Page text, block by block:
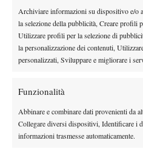
Archiviare informazioni su dispositivo e/o
la selezione della pubblicità, Creare profili
Utilizzare profili per la selezione di
la personalizzazione dei contenuti,
personalizzati, Sviluppare e migliorare i
Funzionalità
Abbinare e combinare dati provenienti da
Collegare diversi dispositivi, Identificare i
informazioni trasmesse automaticamente.
– per tutti gli altri ottimo
www.nuovaspazioradio.it
Per intervenire nel corso della
ospiti:
diretta: 0635511660
email: spaziotennis@gmail.com
blog: potete scrivere le vostre
commenti” a questo articolo